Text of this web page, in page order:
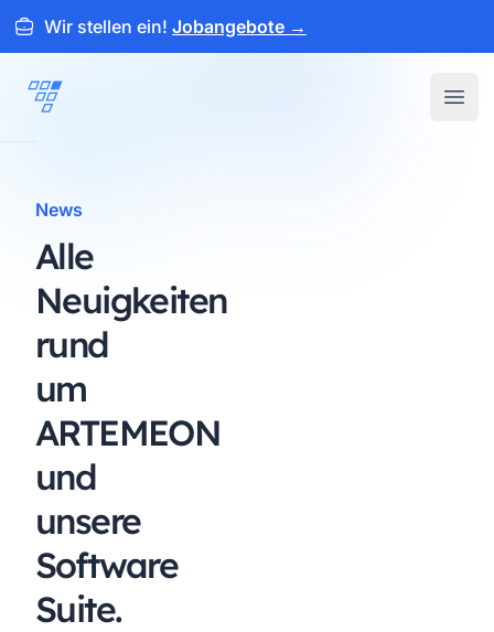
Wir stellen ein! Jobangebote →
ARTEMEON
News
Alle
Neuigkeiten
rund
um
ARTEMEON
und
unsere
Software
Suite.